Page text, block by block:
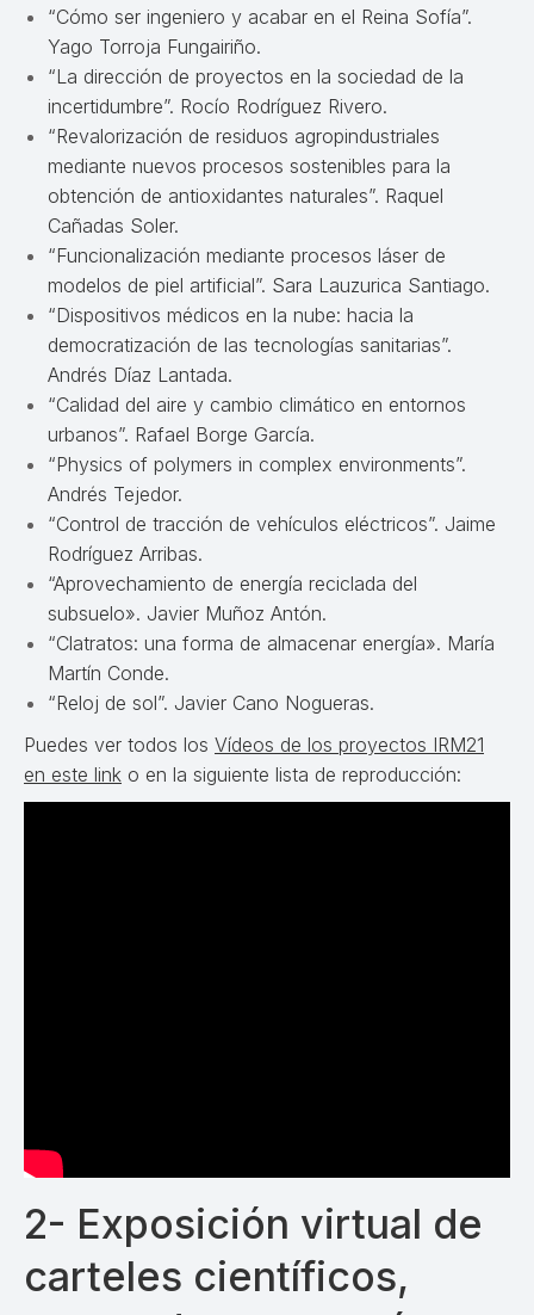
“Cómo ser ingeniero y acabar en el Reina Sofía”.
Yago Torroja Fungairiño.
“La dirección de proyectos en la sociedad de la
incertidumbre”. Rocío Rodríguez Rivero.
“Revalorización de residuos agropindustriales
mediante nuevos procesos sostenibles para la
obtención de antioxidantes naturales”. Raquel
Cañadas Soler.
“Funcionalización mediante procesos láser de
modelos de piel artificial”. Sara Lauzurica Santiago.
“Dispositivos médicos en la nube: hacia la
democratización de las tecnologías sanitarias”.
Andrés Díaz Lantada.
“Calidad del aire y cambio climático en entornos
urbanos”. Rafael Borge García.
“Physics of polymers in complex environments”.
Andrés Tejedor.
“Control de tracción de vehículos eléctricos”. Jaime
Rodríguez Arribas.
“Aprovechamiento de energía reciclada del
subsuelo». Javier Muñoz Antón.
“Clatratos: una forma de almacenar energía». María
Martín Conde.
“Reloj de sol”. Javier Cano Nogueras.
Puedes ver todos los Vídeos de los proyectos IRM21
en este link o en la siguiente lista de reproducción:
2- Exposición virtual de
carteles científicos,